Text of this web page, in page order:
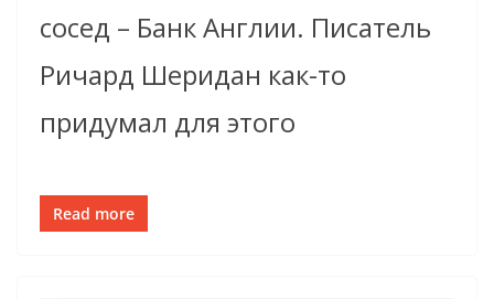
сосед – Банк Англии. Писатель
Ричард Шеридан как-то
придумал для этого
Read more